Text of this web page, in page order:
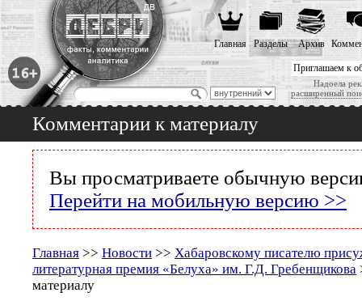
Приглашаем к
Надоела
расширенный
Главная Разделы Архив
Комментарии к материалу
Вы просматриваете обычную
Перейти на мобильную версию >>
Главная >> Новости >> Хабаровскому писателю
литературная премия «Белуха» им. Г.Д. Гребенщикова
материалу